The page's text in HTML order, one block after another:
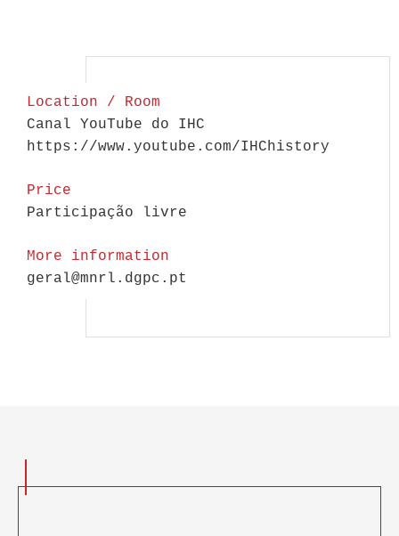
Location / Room
Canal YouTube do IHC
https://www.youtube.com/IHChistory
Price
Participação livre
More information
geral@mnrl.dgpc.pt